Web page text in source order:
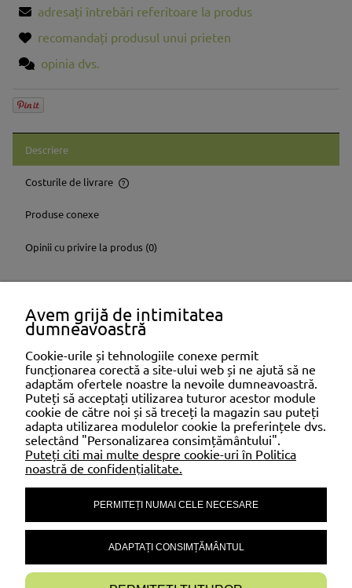
adresați întrebări referitoare la produs
recomandați produsul unui prieten
opinia dvs.
Descriere
Costurile de livrare
Prețul nu include eventualele costuri aferente plăților
Produse conexe
Opinii cu privire la produs (0)
12mm, lungime 6cm
SHOPPING
AJUTOR
CONTUL MEU
INFORMAȚII
Avem grijă de intimitatea
dumneavoastră
Cookie-urile și tehnologiile conexe permit
funcționarea corectă a site-ului web și ne ajută să ne
adaptăm ofertele noastre la nevoile dumneavoastră.
Puteți să acceptați utilizarea tuturor acestor module
cookie de către noi și să treceți la magazin sau puteți
adapta utilizarea modulelor cookie la preferințele dvs.
selectând "Personalizarea consimțământului".
Puteți citi mai multe despre cookie-uri în Politica
noastră de confidențialitate.
PERMITEȚI NUMAI CELE NECESARE
ADAPTAȚI CONSIMȚĂMÂNTUL